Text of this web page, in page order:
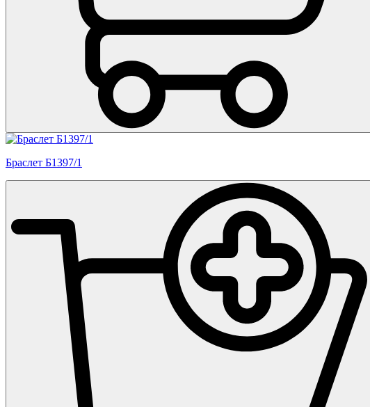
Браслет Б1397/1